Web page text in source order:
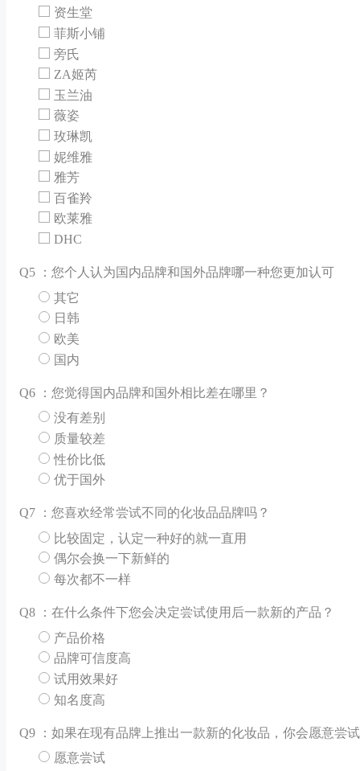
资生堂
菲斯小铺
旁氏
ZA姬芮
玉兰油
薇姿
玫琳凯
妮维雅
雅芳
百雀羚
欧莱雅
DHC
Q5 ：您个人认为国内品牌和国外品牌哪一种您更加认可
其它
日韩
欧美
国内
Q6 ：您觉得国内品牌和国外相比差在哪里？
没有差别
质量较差
性价比低
优于国外
Q7 ：您喜欢经常尝试不同的化妆品品牌吗？
比较固定，认定一种好的就一直用
偶尔会换一下新鲜的
每次都不一样
Q8 ：在什么条件下您会决定尝试使用后一款新的产品？
产品价格
品牌可信度高
试用效果好
知名度高
Q9 ：如果在现有品牌上推出一款新的化妆品，你会愿意尝
愿意尝试